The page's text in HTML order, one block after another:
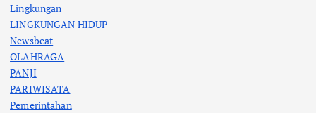
Lingkungan
LINGKUNGAN HIDUP
Newsbeat
OLAHRAGA
PANJI
PARIWISATA
Pemerintahan